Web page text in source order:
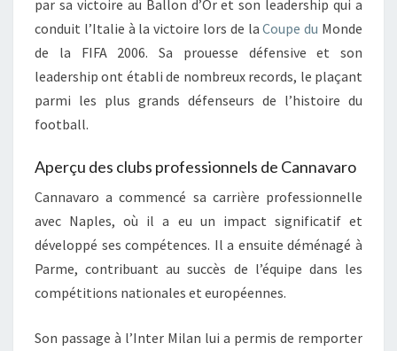
par sa victoire au Ballon d’Or et son leadership qui a
conduit l’Italie à la victoire lors de laCoupe du Monde
de la FIFA 2006. Sa prouesse défensive et son
leadership ont établi de nombreux records, le plaçant
parmi les plus grands défenseurs de l’histoire du
football.
Aperçu des clubs professionnels de Cannavaro
Cannavaro a commencé sa carrière professionnelle
avec Naples, où il a eu un impact significatif et
développé ses compétences. Il a ensuite déménagé à
Parme, contribuant au succès de l’équipe dans les
compétitions nationales et européennes.
Son passage à l’Inter Milan lui a permis de remporter